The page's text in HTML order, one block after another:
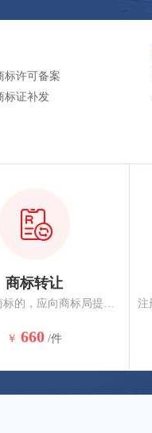
标许可备案
标证补发
商标转让
转让注册商标的，应向商标局提出申请。相同或类似商品、服务上的相同近似商标应一并转让，约6-10个月核准完成。
￥ 660 /件